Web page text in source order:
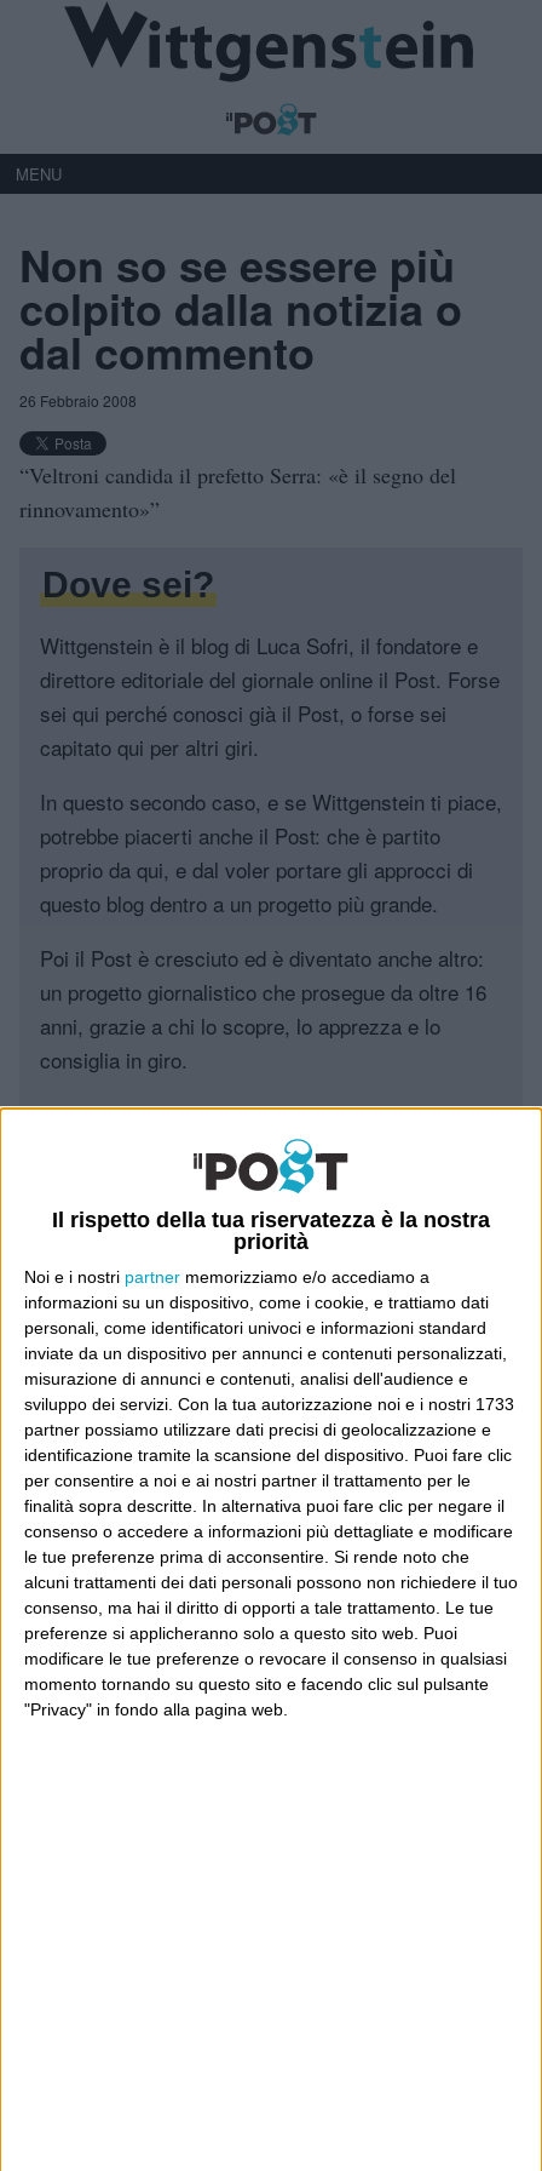
Il rispetto della tua riservatezza è la nostra
priorità
Noi e i nostri partner memorizziamo e/o accediamo a
informazioni su un dispositivo, come i cookie, e trattiamo dati
personali, come identificatori univoci e informazioni standard
inviate da un dispositivo per annunci e contenuti personalizzati,
misurazione di annunci e contenuti, analisi dell'audience e
sviluppo dei servizi. Con la tua autorizzazione noi e i nostri 1733
partner possiamo utilizzare dati precisi di geolocalizzazione e
identificazione tramite la scansione del dispositivo. Puoi fare clic
per consentire a noi e ai nostri partner il trattamento per le
finalità sopra descritte. In alternativa puoi fare clic per negare il
consenso o accedere a informazioni più dettagliate e modificare
le tue preferenze prima di acconsentire. Si rende noto che
alcuni trattamenti dei dati personali possono non richiedere il tuo
consenso, ma hai il diritto di opporti a tale trattamento. Le tue
preferenze si applicheranno solo a questo sito web. Puoi
modificare le tue preferenze o revocare il consenso in qualsiasi
momento tornando su questo sito e facendo clic sul pulsante
"Privacy" in fondo alla pagina web.
MENU
Non so se essere più
colpito dalla notizia o
dal commento
26 Febbraio 2008
“Veltroni candida il prefetto Serra: «è il segno del
rinnovamento»”
Dove sei?
Wittgenstein è il blog di Luca Sofri, il fondatore e
direttore editoriale del giornale online il Post. Forse
sei qui perché conosci già il Post, o forse sei
capitato qui per altri giri.
In questo secondo caso, e se Wittgenstein ti piace,
potrebbe piacerti anche il Post: che è partito
proprio da qui, e dal voler portare gli approcci di
questo blog dentro a un progetto più grande.
Poi il Post è cresciuto ed è diventato anche altro:
un progetto giornalistico che prosegue da oltre 16
anni, grazie a chi lo scopre, lo apprezza e lo
consiglia in giro.
Leggi il Post, magari ti piace
Luca Sofri Wittgenstein
POST PRECEDENTE
È iscritto a parlare…
POST SUCCESSIVO
Non scherziamo
E per i regali di Natale